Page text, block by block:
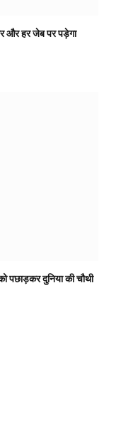
और हर जेब पर पड़ेगा
दुनिया की चौथी